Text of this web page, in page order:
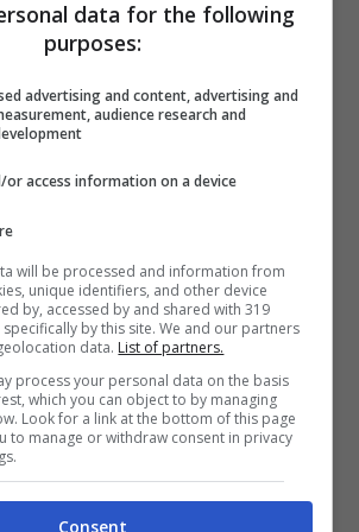
la differenza
filmografia coerente e di
Le collaborazioni raccontano
percorso. Ha lavorato con
registi
creando progetti ambiziosi e
raramente si piegano alle
Ogni film diventa
d’incontro tra visione
mediatico.
evidenti anche nei numeri: le
data for the following
purposes:
advertising and content, advertising and
audience research and
or access information on a device
will be processed and information from
unique identifiers, and other device
by, accessed by and shared with 319
by this site. We and our partners
data. List of partners.
process your personal data on the basis
which you can object to by managing
Look for a link at the bottom of this page
to manage or withdraw consent in privacy
Consent